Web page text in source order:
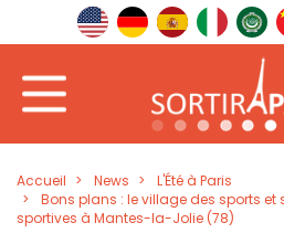
Accueil News
L'Été à Paris
Bons plans : le village des sports
sportives à Mantes-la-Jolie (78)